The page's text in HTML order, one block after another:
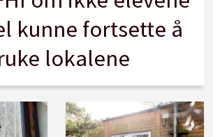
kunne fortsette å
lokalene